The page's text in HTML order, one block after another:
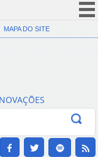
(COVID-19)
Canais
MAPA DO SITE